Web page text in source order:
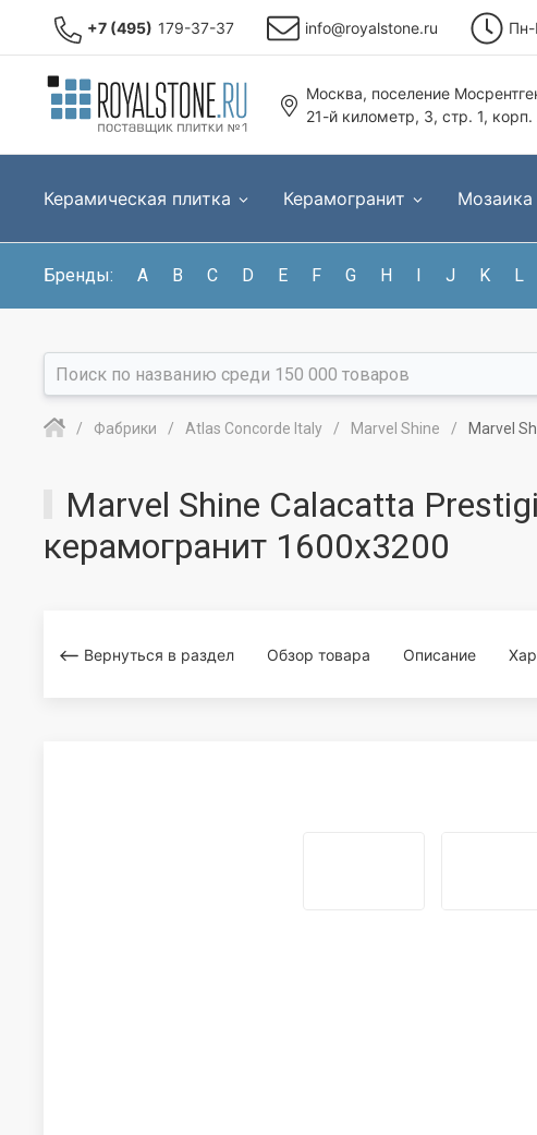
+7 (495) 179-37-37 info@royalstone.ru
Москва, поселение
21-й километр, 3, стр. 1,
Керамическая плитка Керамогранит Мозаика
Бренды: A B C D E F G H I J K L
Фабрики Atlas Concorde Italy Marvel Shine Marvel
Marvel Shine Calacatta
керамогранит 1600x3200
Вернуться в раздел Обзор товара Описание